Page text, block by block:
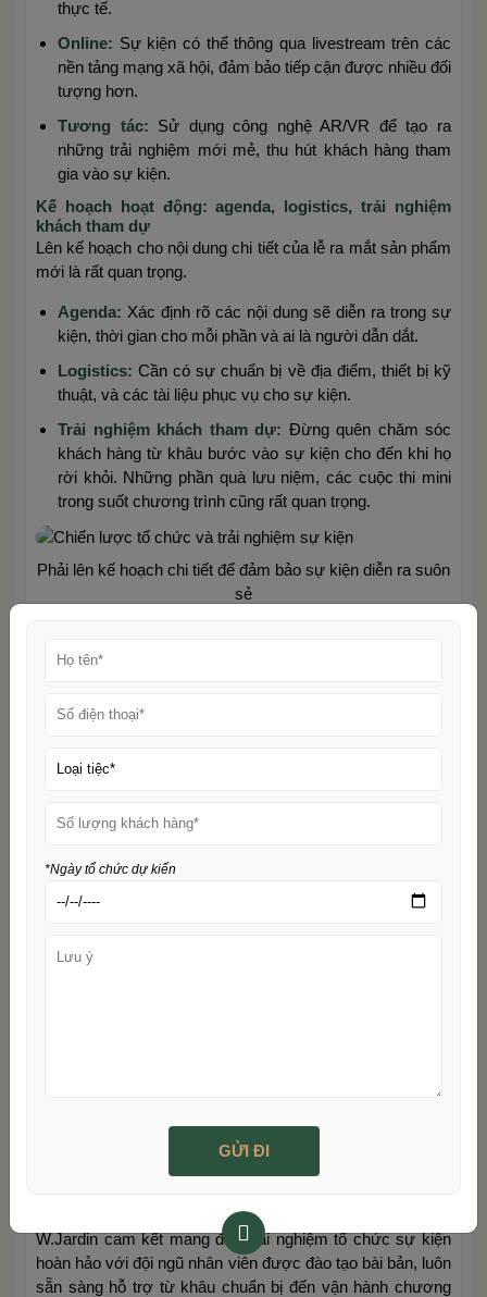
thực tế.
Online: Sự kiện có thể thông qua livestream trên các
nền tảng mạng xã hội, đảm bảo tiếp cận được nhiều đối
tượng hơn.
Tương tác: Sử dụng công nghệ AR/VR để tạo ra
những trải nghiệm mới mẻ, thu hút khách hàng tham
gia vào sự kiện.
Kế hoạch hoạt động: agenda, logistics, trải nghiệm
khách tham dự
Lên kế hoạch cho nội dung chi tiết của lễ ra mắt sản phẩm
mới là rất quan trọng.
Agenda: Xác định rõ các nội dung sẽ diễn ra trong sự
kiện, thời gian cho mỗi phần và ai là người dẫn dắt.
Logistics: Cần có sự chuẩn bị về địa điểm, thiết bị kỹ
thuật, và các tài liệu phục vụ cho sự kiện.
Trải nghiệm khách tham dự: Đừng quên chăm sóc
khách hàng từ khâu bước vào sự kiện cho đến khi họ
rời khỏi. Những phần quà lưu niệm, các cuộc thi mini
trong suốt chương trình cũng rất quan trọng.
Phải lên kế hoạch chi tiết để đảm bảo sự kiện diễn ra suôn
sẻ
mắt sản phẩm – W.Jardin
W.Jardin không chỉ là một nhà hàng nổi tiếng mà còn là địa
sản phẩm mới cho doanh nghiệp.
Không gian tuyệt vời và phong cách ấn
Sở hữu không gian rộng rãi với sức chứa linh hoạt từ vài
trăm đến hàng nghìn khách, W.Jardin đáp ứng đầy đủ yêu
tế mang đến không gian sang trọng, phù hợp với nhiều loại
khu vực ngoài trời xanh mát. Đây là lựa chọn lý tưởng cho
W.Jardin cam kết mang đến trải nghiệm tổ chức sự kiện
hoàn hảo với đội ngũ nhân viên được đào tạo bài bản, luôn
sẵn sàng hỗ trợ từ khâu chuẩn bị đến vận hành chương
*Ngày tổ chức dự kiến